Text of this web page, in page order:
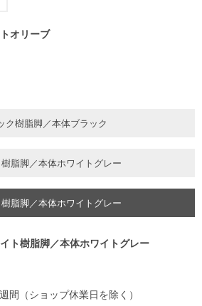
間（ショップ休業日を除く）
オリーブ
ク樹脂脚／本体ブラック
脂脚／本体ホワイトグレー
脂脚／本体ホワイトグレー
ト樹脂脚／本体ホワイトグレー